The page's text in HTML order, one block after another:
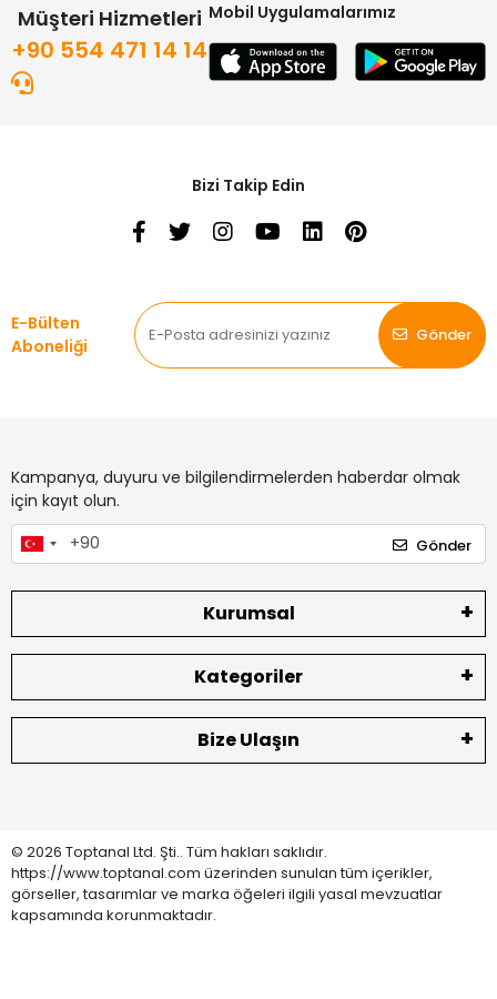
Müşteri Hizmetleri
+90 554 471 14 14
Mobil Uygulamalarımız
Bizi Takip Edin
E-Bülten
Aboneliği
Gönder
Kampanya, duyuru ve bilgilendirmelerden haberdar olmak
için kayıt olun.
Gönder
Kurumsal
Kategoriler
Bize Ulaşın
© 2026 Toptanal Ltd. Şti.. Tüm hakları saklıdır.
https://www.toptanal.com üzerinden sunulan tüm içerikler,
görseller, tasarımlar ve marka öğeleri ilgili yasal mevzuatlar
kapsamında korunmaktadır.